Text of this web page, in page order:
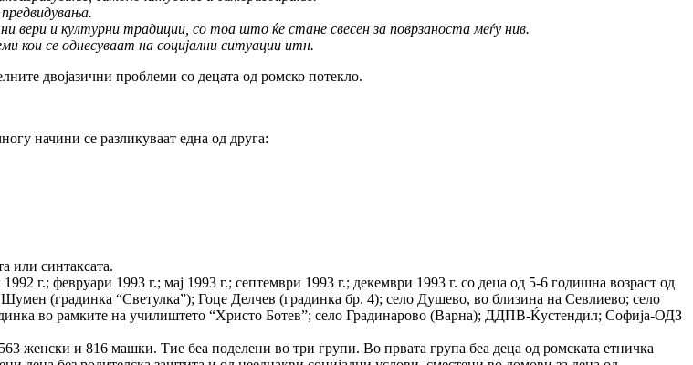
вери и културни традиции, со тоа што ќе стане свесен за поврзаноста меѓу нив.
кои се однесуваат на социјални ситуации итн.
двојазични проблеми со децата од ромско потекло.
начини се разликуваат една од друга:
или синтаксата.
г.; февруари 1993 г.; мај 1993 г.; септември 1993 г.; декември 1993 г. со деца од 5-6 годишна возраст од
(градинка “Светулка”); Гоце Делчев (градинка бр. 4); село Душево, во близина на Севлиево; село
во рамките на училиштето “Христо Ботев”; село Градинарово (Варна); ДДПВ-Ќустендил; Софија-ОДЗ
женски и 816 машки. Тие беа поделени во три групи. Во првата група беа деца од ромската етничка